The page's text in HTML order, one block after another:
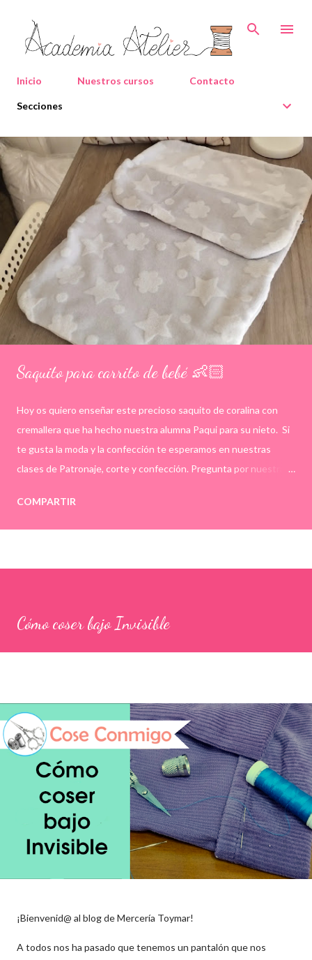
Inicio Nuestros cursos Contacto
Secciones
Saquito para carrito de bebé 👶🏻
Hoy os quiero enseñar este precioso saquito de coralina con
cremallera que ha hecho nuestra alumna Paqui para su nieto. Si
te gusta la moda y la confección te esperamos en nuestras
clases de Patronaje, corte y confección. Pregunta por nuestras
MD. ¡Te esperamos! . . . #sacoparacapazo #modabebé
#clasesdecostura #academiaatelier #corteyconfeccion
COMPARTIR
Cómo coser bajo Invisible
¡Bienvenid@ al blog de Mercería Toymar!
A todos nos ha pasado que tenemos un pantalón que nos